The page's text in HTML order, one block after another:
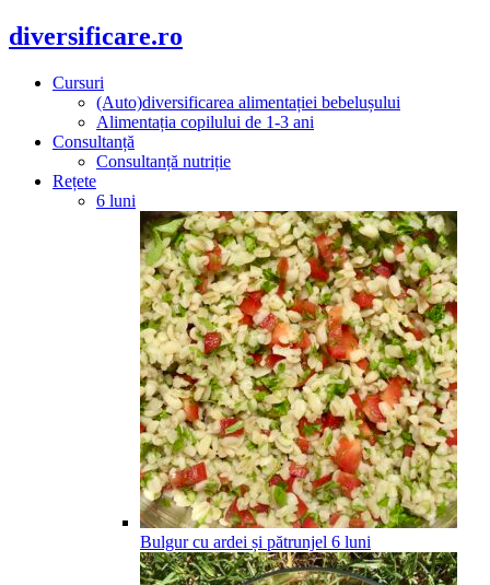
diversificare.ro
Cursuri
(Auto)diversificarea alimentației bebelușului
Alimentația copilului de 1-3 ani
Consultanță
Consultanță nutriție
Rețete
6 luni
Bulgur cu ardei și pătrunjel 6 luni